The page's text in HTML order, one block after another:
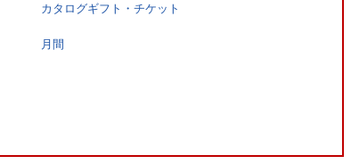
カタログギフト・チケット
月間